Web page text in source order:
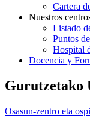
Cartera
Nuestros
Listado
Puntos
Hospital
Docencia y
Gurutzetako
Osasun-zentro eta